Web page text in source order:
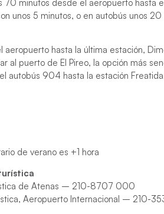
70 minutos desde el aeropuerto hasta
unos 5 minutos, o en autobús unos 20
aeropuerto hasta la última estación,
al puerto de El Pireo, la opción más
autobús 904 hasta la estación
de verano es +1 hora
de Atenas – 210-8707 000
Aeropuerto Internacional – 210-